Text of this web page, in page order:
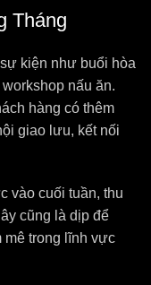
Tháng
kiện như buổi hòa
nấu ăn.
hàng có thêm
giao lưu, kết nối
vào cuối tuần, thu
cũng là dịp để
mê trong lĩnh vực